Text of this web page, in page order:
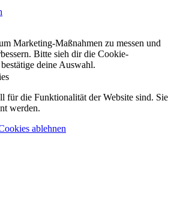
Marketing-Maßnahmen zu messen und
Bitte sieh dir die Cookie-
deine Auswahl.
für die Funktionalität der Website sind. Sie
werden.
ablehnen